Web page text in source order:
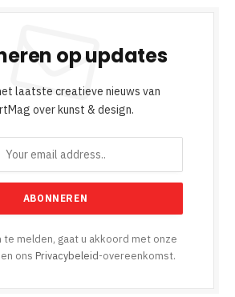
op updates
laatste creatieve nieuws van
over kunst & design.
te melden, gaat u akkoord met onze
ons Privacybeleid-overeenkomst.